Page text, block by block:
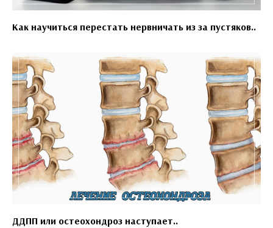
Как научиться перестать нервничать из за пустяков..
ДДПП или остеохондроз наступает..